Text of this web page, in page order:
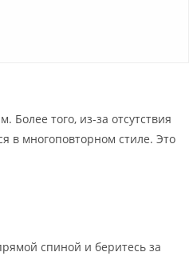
того, из-за отсутствия
в многоповторном стиле. Это
спиной и беритесь за